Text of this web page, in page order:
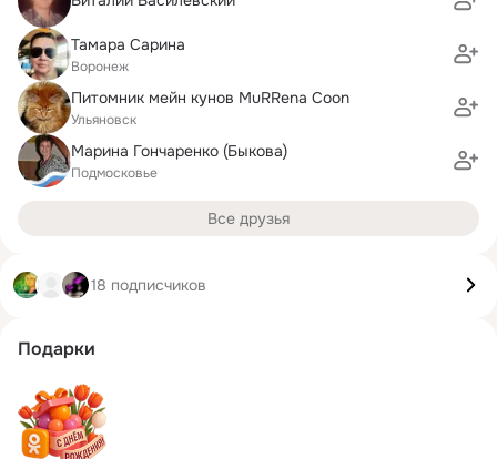
Тамара Сарина
Воронеж
Питомник мейн кунов MuRRena Coon
Ульяновск
Марина Гончаренко (Быкова)
Подмосковье
Все друзья
18 подписчиков
Подарки